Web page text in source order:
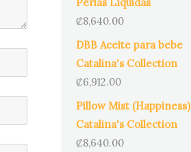
₡8,640.00
DBB Aceite para bebe
Catalina's Collection
₡6,912.00
Pillow Mist (Happiness)
Catalina's Collection
₡8,640.00